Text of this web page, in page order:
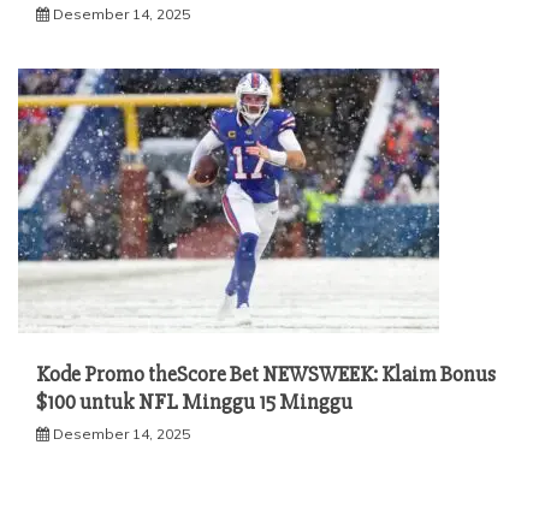
Desember 14, 2025
Kode Promo theScore Bet NEWSWEEK: Klaim Bonus
$100 untuk NFL Minggu 15 Minggu
Desember 14, 2025